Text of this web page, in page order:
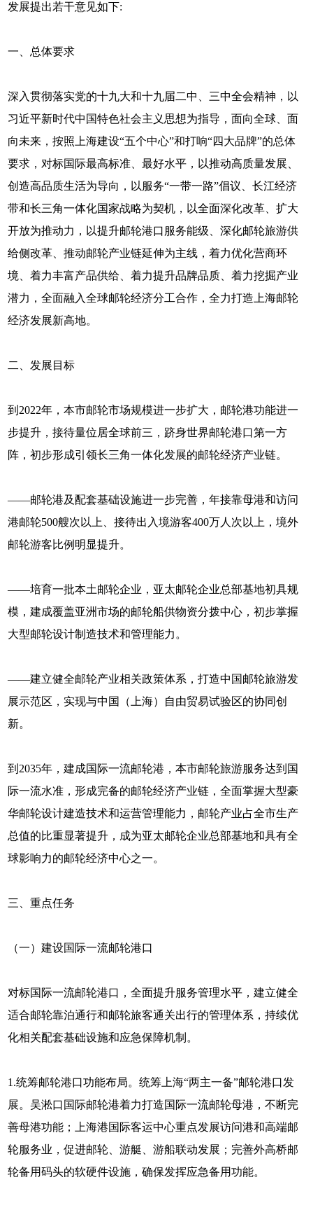
发展提出若干意见如下:
一、总体要求
深入贯彻落实党的十九大和十九届二中、三中全会精神，以
习近平新时代中国特色社会主义思想为指导，面向全球、面
向未来，按照上海建设“五个中心”和打响“四大品牌”的总体
要求，对标国际最高标准、最好水平，以推动高质量发展、
创造高品质生活为导向，以服务“一带一路”倡议、长江经济
带和长三角一体化国家战略为契机，以全面深化改革、扩大
开放为推动力，以提升邮轮港口服务能级、深化邮轮旅游供
给侧改革、推动邮轮产业链延伸为主线，着力优化营商环
境、着力丰富产品供给、着力提升品牌品质、着力挖掘产业
潜力，全面融入全球邮轮经济分工合作，全力打造上海邮轮
经济发展新高地。
二、发展目标
到2022年，本市邮轮市场规模进一步扩大，邮轮港功能进一
步提升，接待量位居全球前三，跻身世界邮轮港口第一方
阵，初步形成引领长三角一体化发展的邮轮经济产业链。
——邮轮港及配套基础设施进一步完善，年接靠母港和访问
港邮轮500艘次以上、接待出入境游客400万人次以上，境外
邮轮游客比例明显提升。
——培育一批本土邮轮企业，亚太邮轮企业总部基地初具规
模，建成覆盖亚洲市场的邮轮船供物资分拨中心，初步掌握
大型邮轮设计制造技术和管理能力。
——建立健全邮轮产业相关政策体系，打造中国邮轮旅游发
展示范区，实现与中国（上海）自由贸易试验区的协同创
新。
到2035年，建成国际一流邮轮港，本市邮轮旅游服务达到国
际一流水准，形成完备的邮轮经济产业链，全面掌握大型豪
华邮轮设计建造技术和运营管理能力，邮轮产业占全市生产
总值的比重显著提升，成为亚太邮轮企业总部基地和具有全
球影响力的邮轮经济中心之一。
三、重点任务
（一）建设国际一流邮轮港口
对标国际一流邮轮港口，全面提升服务管理水平，建立健全
适合邮轮靠泊通行和邮轮旅客通关出行的管理体系，持续优
化相关配套基础设施和应急保障机制。
1.统筹邮轮港口功能布局。统筹上海“两主一备”邮轮港口发
展。吴淞口国际邮轮港着力打造国际一流邮轮母港，不断完
善母港功能；上海港国际客运中心重点发展访问港和高端邮
轮服务业，促进邮轮、游艇、游船联动发展；完善外高桥邮
轮备用码头的软硬件设施，确保发挥应急备用功能。